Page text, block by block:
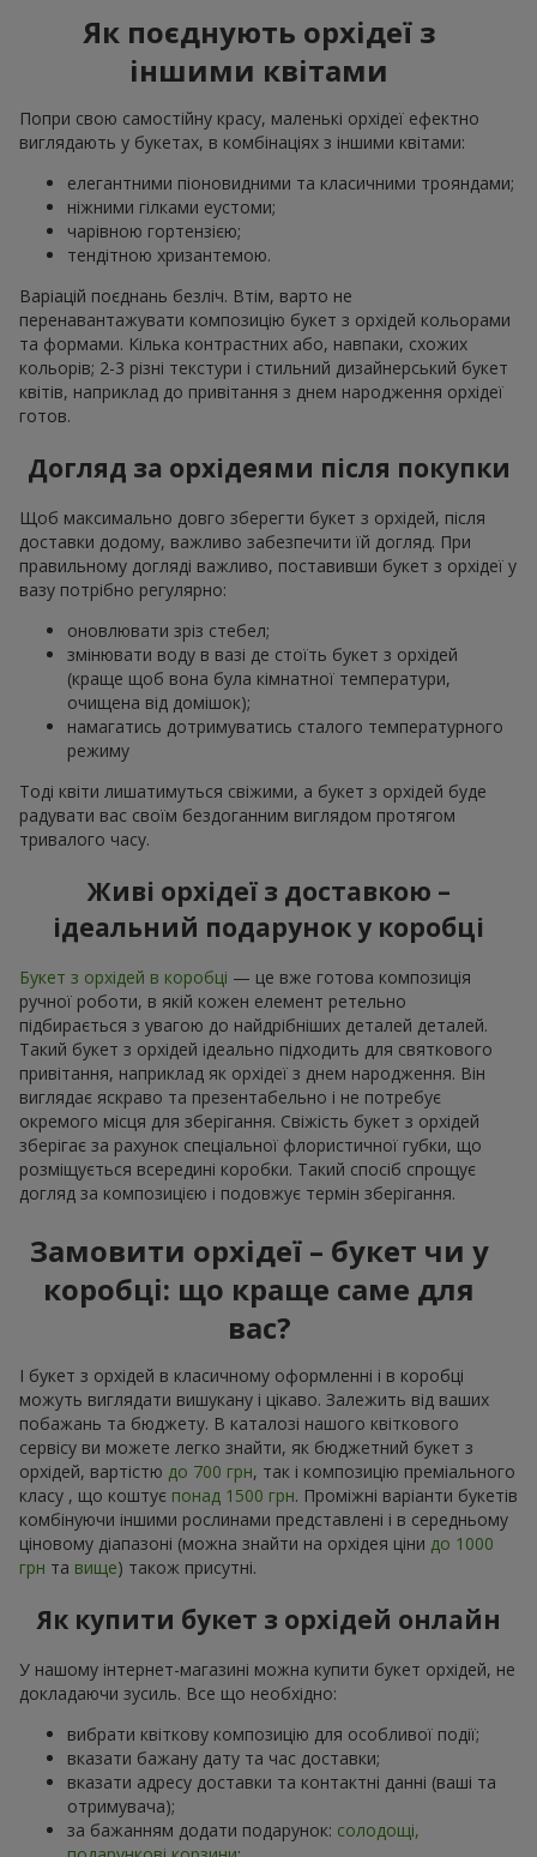
Як поєднують орхідеї з
іншими квітами
Попри свою самостійну красу, маленькі орхідеї ефектно
виглядають у букетах, в комбінаціях з іншими квітами:
елегантними піоновидними та класичними трояндами;
ніжними гілками еустоми;
чарівною гортензією;
тендітною хризантемою.
Варіацій поєднань безліч. Втім, варто не
перенавантажувати композицію букет з орхідей кольорами
та формами. Кілька контрастних або, навпаки, схожих
кольорів; 2-3 різні текстури і стильний дизайнерський букет
квітів, наприклад до привітання з днем народження орхідеї
готов.
Догляд за орхідеями після покупки
Щоб максимально довго зберегти букет з орхідей, після
доставки додому, важливо забезпечити їй догляд. При
правильному догляді важливо, поставивши букет з орхідеї у
вазу потрібно регулярно:
оновлювати зріз стебел;
змінювати воду в вазі де стоїть букет з орхідей
(краще щоб вона була кімнатної температури,
очищена від домішок);
намагатись дотримуватись сталого температурного
режиму
Тоді квіти лишатимуться свіжими, а букет з орхідей буде
радувати вас своїм бездоганним виглядом протягом
тривалого часу.
Живі орхідеї з доставкою –
ідеальний подарунок у коробці
Букет з орхідей в коробці — це вже готова композиція
ручної роботи, в якій кожен елемент ретельно
підбирається з увагою до найдрібніших деталей деталей.
Такий букет з орхідей ідеально підходить для святкового
привітання, наприклад як орхідеї з днем народження. Він
виглядає яскраво та презентабельно і не потребує
окремого місця для зберігання. Свіжість букет з орхідей
зберігає за рахунок спеціальної флористичної губки, що
розміщується всередині коробки. Такий спосіб спрощує
догляд за композицією і подовжує термін зберігання.
Замовити орхідеї – букет чи у
коробці: що краще саме для
вас?
І букет з орхідей в класичному оформленні і в коробці
можуть виглядати вишукану і цікаво. Залежить від ваших
побажань та бюджету. В каталозі нашого квіткового
сервісу ви можете легко знайти, як бюджетний букет з
орхідей, вартістю до 700 грн, так і композицію преміального
класу , що коштує понад 1500 грн. Проміжні варіанти букетів
комбінуючи іншими рослинами представлені і в середньому
ціновому діапазоні (можна знайти на орхідея ціни до 1000
грн та вище) також присутні.
Як купити букет з орхідей онлайн
У нашому інтернет-магазині можна купити букет орхідей, не
докладаючи зусиль. Все що необхідно:
вибрати квіткову композицію для особливої події;
вказати бажану дату та час доставки;
вказати адресу доставки та контактні данні (ваші та
отримувача);
за бажанням додати подарунок: солодощі,